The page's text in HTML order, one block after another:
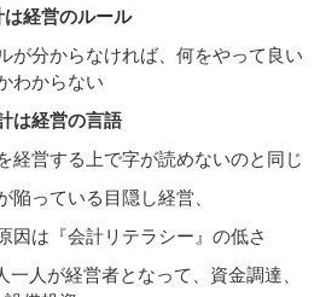
は経営のルール
が分からなければ、何をやって良い
わからない
は経営の言語
経営する上で字が読めないのと同じ
陥っている目隠し経営、
因は『会計リテラシー』の低さ
人が経営者となって、資金調達、